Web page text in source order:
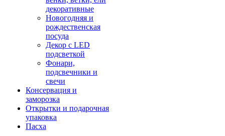
декоративные
Новогодняя и
рождественская
посуда
Декор с LED
подсветкой
Фонари,
подсвечники и
свечи
Консервация и
заморозка
Открытки и подарочная
упаковка
Пасха